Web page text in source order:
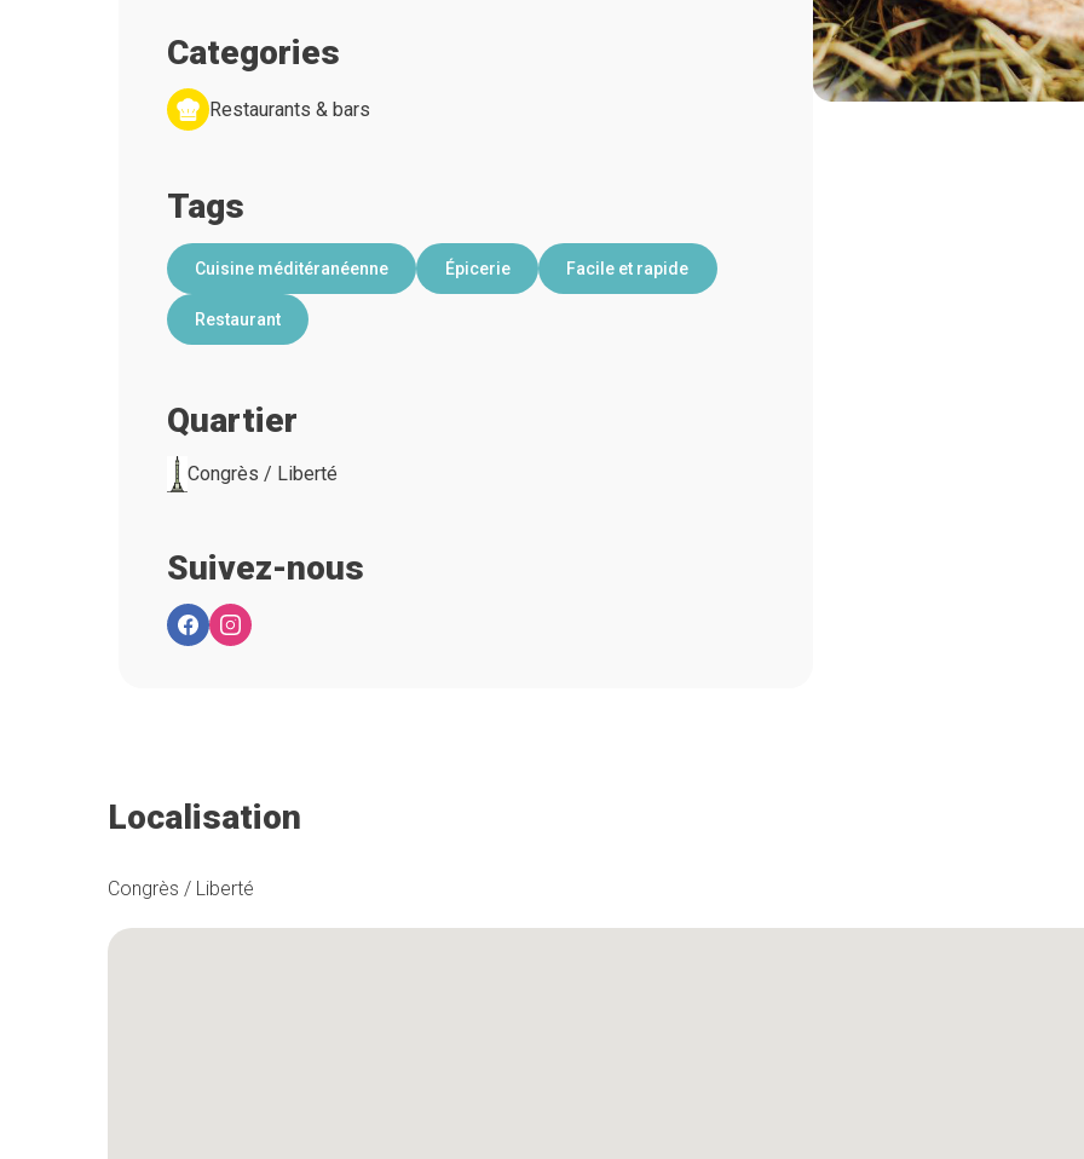
Categories
Restaurants & bars
Tags
Cuisine méditéranéenne Épicerie Facile et rapide
Restaurant
Quartier
Congrès / Liberté
Suivez-nous
Localisation
Congrès / Liberté